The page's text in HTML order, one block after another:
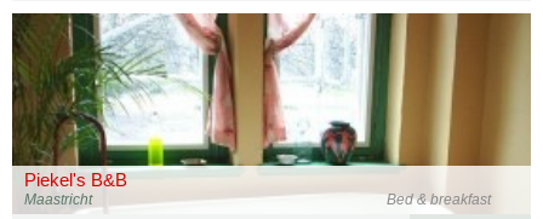
Piekel's B&B
Bed & breakfast
Maastricht